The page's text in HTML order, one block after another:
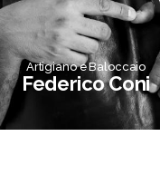
Artigiano e Baloccaio
Federico Coni